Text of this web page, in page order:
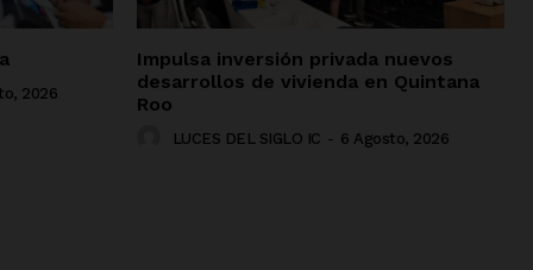
2026
Impulsa inversión privada nuevos
desarrollos de vivienda en Quintana
Roo
LUCES DEL SIGLO IC - 6 Agosto, 2026